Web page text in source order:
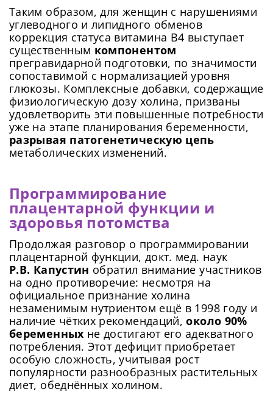
Таким образом, для женщин с нарушениями
углеводного и липидного обменов
коррекция статуса витамина B4 выступает
существенным компонентом
прегравидарной подготовки, по значимости
сопоставимой с нормализацией уровня
глюкозы. Комплексные добавки, содержащие
физиологическую дозу холина, призваны
удовлетворить эти повышенные потребности
уже на этапе планирования беременности,
разрывая патогенетическую цепь
метаболических изменений.
Программирование
плацентарной функции и
здоровья потомства
Продолжая разговор о программировании
плацентарной функции, докт. мед. наук
Р.В. Капустин обратил внимание участников
на одно противоречие: несмотря на
официальное признание холина
незаменимым нутриентом ещё в 1998 году и
наличие чётких рекомендаций,около 90%
беременных не достигают его адекватного
потребления. Этот дефицит приобретает
особую сложность, учитывая рост
популярности разнообразных растительных
диет, обеднённых холином.